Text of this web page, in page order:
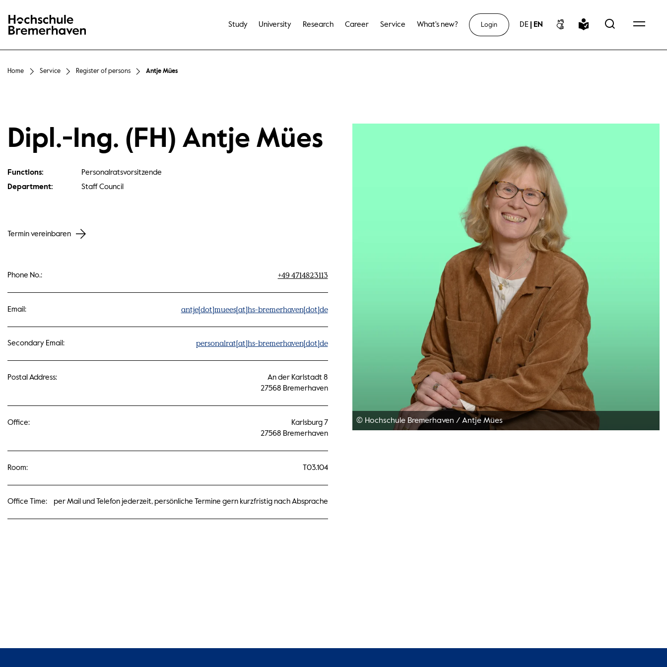
Hochschule Bremerhaven
Study University Research Career Service What's new? Login DE EN
Home Service Register of persons Antje Mües
Dipl.-Ing. (FH) Antje Mües
Functions:
Personalratsvorsitzende
Department:
Staff Council
Termin vereinbaren
Phone No.: +49 4714823113
Email: antje[dot]muees[at]hs-bremerhaven[dot]de
Secondary Email: personalrat[at]hs-bremerhaven[dot]de
Postal Address:
An der Karlstadt 8
27568 Bremerhaven
Office:
Karlsburg 7
27568 Bremerhaven
Room: T03.104
Office Time: per Mail und Telefon jederzeit, persönliche Termine gern kurzfristig nach Absprache
© Hochschule Bremerhaven /Antje Mües